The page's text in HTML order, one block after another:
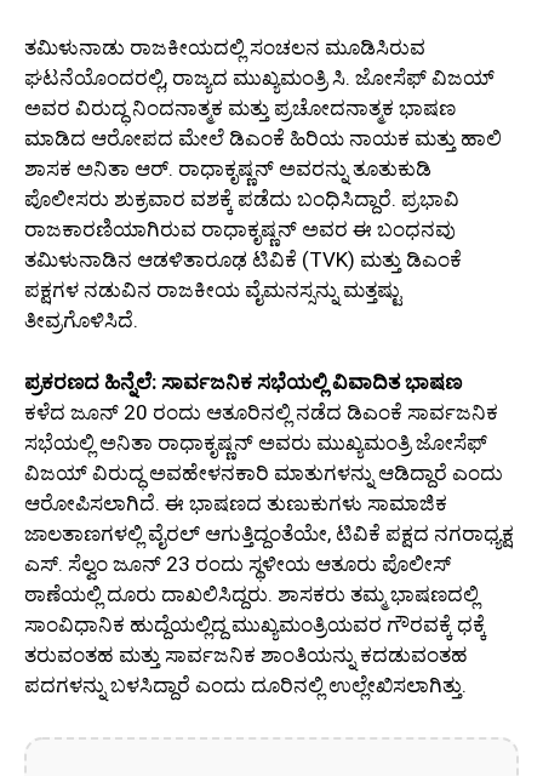
ತಮಿಳುನಾಡು ರಾಜಕೀಯದಲ್ಲಿ ಸಂಚಲನ ಮೂಡಿಸಿರುವ
ಘಟನೆಯೊಂದರಲ್ಲಿ, ರಾಜ್ಯದ ಮುಖ್ಯಮಂತ್ರಿ ಸಿ. ಜೋಸೆಫ್ ವಿಜಯ್
ಅವರ ವಿರುದ್ಧ ನಿಂದನಾತ್ಮಕ ಮತ್ತು ಪ್ರಚೋದನಾತ್ಮಕ ಭಾಷಣ
ಮಾಡಿದ ಆರೋಪದ ಮೇಲೆ ಡಿಎಂಕೆ ಹಿರಿಯ ನಾಯಕ ಮತ್ತು ಹಾಲಿ
ಶಾಸಕ ಅನಿತಾ ಆರ್. ರಾಧಾಕೃಷ್ಣನ್ ಅವರನ್ನು ತೂತುಕುಡಿ
ಪೊಲೀಸರು ಶುಕ್ರವಾರ ವಶಕ್ಕೆ ಪಡೆದು ಬಂಧಿಸಿದ್ದಾರೆ. ಪ್ರಭಾವಿ
ರಾಜಕಾರಣಿಯಾಗಿರುವ ರಾಧಾಕೃಷ್ಣನ್ ಅವರ ಈ ಬಂಧನವು
ತಮಿಳುನಾಡಿನ ಆಡಳಿತಾರೂಢ ಟಿವಿಕೆ (TVK) ಮತ್ತು ಡಿಎಂಕೆ
ಪಕ್ಷಗಳ ನಡುವಿನ ರಾಜಕೀಯ ವೈಮನಸ್ಸನ್ನು ಮತ್ತಷ್ಟು
ತೀವ್ರಗೊಳಿಸಿದೆ.
ಪ್ರಕರಣದ ಹಿನ್ನೆಲೆ: ಸಾರ್ವಜನಿಕ ಸಭೆಯಲ್ಲಿ ವಿವಾದಿತ ಭಾಷಣ
ಕಳೆದ ಜೂನ್ 20 ರಂದು ಆತೂರಿನಲ್ಲಿ ನಡೆದ ಡಿಎಂಕೆ ಸಾರ್ವಜನಿಕ
ಸಭೆಯಲ್ಲಿ ಅನಿತಾ ರಾಧಾಕೃಷ್ಣನ್ ಅವರು ಮುಖ್ಯಮಂತ್ರಿ ಜೋಸೆಫ್
ವಿಜಯ್ ವಿರುದ್ಧ ಅವಹೇಳನಕಾರಿ ಮಾತುಗಳನ್ನು ಆಡಿದ್ದಾರೆ ಎಂದು
ಆರೋಪಿಸಲಾಗಿದೆ. ಈ ಭಾಷಣದ ತುಣುಕುಗಳು ಸಾಮಾಜಿಕ
ಜಾಲತಾಣಗಳಲ್ಲಿ ವೈರಲ್ ಆಗುತ್ತಿದ್ದಂತೆಯೇ, ಟಿವಿಕೆ ಪಕ್ಷದ ನಗರಾಧ್ಯಕ್ಷ
ಎಸ್. ಸೆಲ್ವಂ ಜೂನ್ 23 ರಂದು ಸ್ಥಳೀಯ ಆತೂರು ಪೊಲೀಸ್
ಠಾಣೆಯಲ್ಲಿ ದೂರು ದಾಖಲಿಸಿದ್ದರು. ಶಾಸಕರು ತಮ್ಮ ಭಾಷಣದಲ್ಲಿ
ಸಾಂವಿಧಾನಿಕ ಹುದ್ದೆಯಲ್ಲಿದ್ದ ಮುಖ್ಯಮಂತ್ರಿಯವರ ಗೌರವಕ್ಕೆ ಧಕ್ಕೆ
ತರುವಂತಹ ಮತ್ತು ಸಾರ್ವಜನಿಕ ಶಾಂತಿಯನ್ನು ಕದಡುವಂತಹ
ಪದಗಳನ್ನು ಬಳಸಿದ್ದಾರೆ ಎಂದು ದೂರಿನಲ್ಲಿ ಉಲ್ಲೇಖಿಸಲಾಗಿತ್ತು.